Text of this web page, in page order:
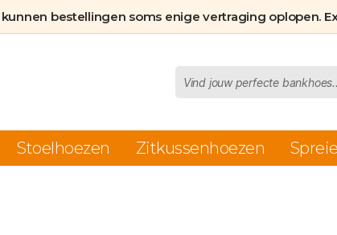
bestellingen soms enige vertraging oplopen.
zoeken
Stoelhoezen Zitkussenhoezen